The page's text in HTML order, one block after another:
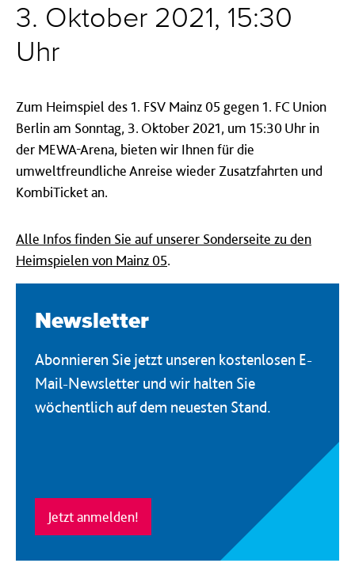
3. Oktober 2021, 15:30
Uhr
Zum Heimspiel des 1. FSV Mainz 05 gegen 1. FC Union
Berlin am Sonntag, 3. Oktober 2021, um 15:30 Uhr in
der MEWA-Arena, bieten wir Ihnen für die
umweltfreundliche Anreise wieder Zusatzfahrten und
KombiTicket an.
Alle Infos finden Sie auf unserer Sonderseite zu den
Heimspielen von Mainz 05.
Newsletter
Abonnieren Sie jetzt unseren kostenlosen E-
Mail-Newsletter und wir halten Sie
wöchentlich auf dem neuesten Stand.
Jetzt anmelden!